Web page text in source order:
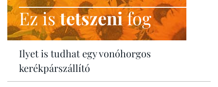
Ez istetszenifog
Ilyet is tudhat egy vonóhorgos
kerékpárszállító